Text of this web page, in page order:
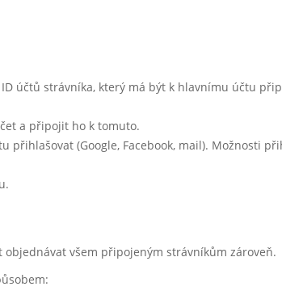
účtů strávníka, který má být k hlavnímu účtu
a připojit ho k tomuto.
přihlašovat (Google, Facebook, mail). Možnosti
všem připojeným strávníkům zároveň.